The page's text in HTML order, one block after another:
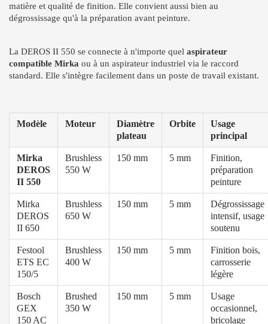
matière et qualité de finition. Elle convient aussi bien au
dégrossissage qu'à la préparation avant peinture.
La DEROS II 550 se connecte à n'importe quel aspirateur
compatible Mirka ou à un aspirateur industriel via le raccord
standard. Elle s'intègre facilement dans un poste de travail existant.
Modèle Moteur
Diamètre
plateau
Orbite
Usage
principal
Mirka
DEROS
II 550
Brushless
550 W
150 mm 5 mm
Finition,
préparation
peinture
Mirka
DEROS
II 650
Brushless
650 W
150 mm 5 mm
Dégrossissage
intensif, usage
soutenu
Festool
ETS EC
150/5
Brushless
400 W
150 mm 5 mm
Finition bois,
carrosserie
légère
Bosch
GEX
150 AC
Brushed
350 W
150 mm 5 mm
Usage
occasionnel,
bricolage